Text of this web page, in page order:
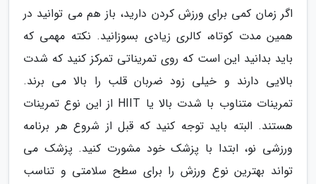
اگر زمان کمی برای ورزش کردن دارید، باز هم می توانید در
همین مدت کوتاه، کالری زیادی بسوزانید. نکته مهمی که
باید بدانید این است که روی تمریناتی تمرکز کنید که شدت
بالایی دارند و خیلی زود ضربان قلب را بالا می برند.
تمرینات متناوب با شدت بالا یا HIIT از این نوع تمرینات
هستند. البته باید توجه کنید که قبل از شروع هر برنامه
ورزشی نو، ابتدا با پزشک خود مشورت کنید. پزشک می
تواند بهترین نوع ورزش را برای سطح سلامتی و تناسب